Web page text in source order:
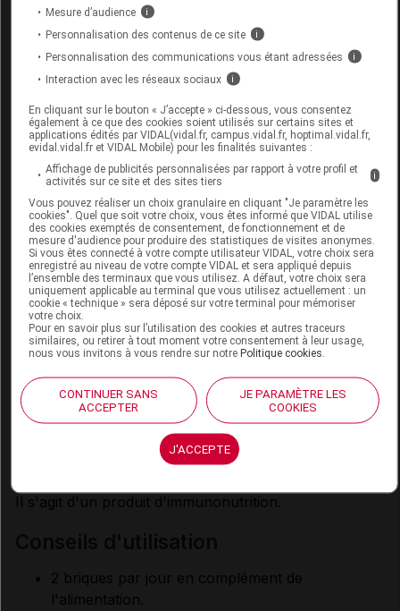
mg 2,2
- K µg
- Choline
mg 55
110
Osmolarité
mOsm/l 366*/398
Saveur vanille.
Saveur tropical.
propriétés et indications
Atémpero est une boisson nutritionnellement
complète, hyperprotéinée et hypercalorique, avec un
mélange de protéines, de fibres, d'acides gras dont
des oméga-3, de L-arginine et de nucléotides ; prête à
l'emploi. Elle est recommandée pour répondre aux
besoins nutritionnels périopératoires des personnes
dénutries ou à risque de dénutrition en chirurgie
Il s'agit d'un produit d'immunonutrition.
2 briques par jour en complément de
l'alimentation.
Mesure d’audience i
Personnalisation des contenus de ce site i
Personnalisation des communications vous étant adressées i
Interaction avec les réseaux sociaux i
En cliquant sur le bouton « J’accepte » ci-dessous, vous consentez
également à ce que des cookies soient utilisés sur certains sites et
applications édités par VIDAL(vidal.fr, campus.vidal.fr, hoptimal.vidal.fr,
evidal.vidal.fr et VIDAL Mobile) pour les finalités suivantes :
Affichage de publicités personnalisées par rapport à votre profil et
activités sur ce site et des sites tiers
i
Vous pouvez réaliser un choix granulaire en cliquant "Je paramètre les
cookies". Quel que soit votre choix, vous êtes informé que VIDAL utilise
des cookies exemptés de consentement, de fonctionnement et de
mesure d'audience pour produire des statistiques de visites anonymes.
Si vous êtes connecté à votre compte utilisateur VIDAL, votre choix sera
enregistré au niveau de votre compte VIDAL et sera appliqué depuis
l’ensemble des terminaux que vous utilisez. A défaut, votre choix sera
uniquement applicable au terminal que vous utilisez actuellement : un
cookie « technique » sera déposé sur votre terminal pour mémoriser
votre choix.
Pour en savoir plus sur l’utilisation des cookies et autres traceurs
similaires, ou retirer à tout moment votre consentement à leur usage,
nous vous invitons à vous rendre sur notrePolitique cookies
CONTINUER SANS
ACCEPTER
JE PARAMÈTRE LES
COOKIES
J'ACCEPTE